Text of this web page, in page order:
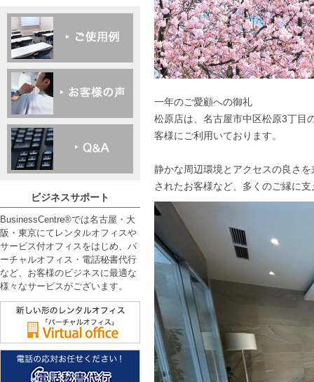
一年のご愛顧への御礼
松原店は、名古屋市中区松原3丁目
客様にご利用いております。
静かな周辺環境とアクセスの良さ
されたお客様など、多くのご縁に
ビジネスサポート
BusinessCentre®では名古屋・大
阪・東京にてレンタルオフィスや
サービス付オフィスをはじめ、バ
ーチャルオフィス・電話秘書代行
など、お客様のビジネスに最適な
様々なサービスがございます。